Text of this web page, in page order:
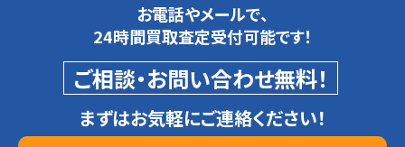
お電話やメールで、
24時間買取査定受付可能です！
ご相談・お問い合わせ無料！
まずはお気軽にご連絡ください！